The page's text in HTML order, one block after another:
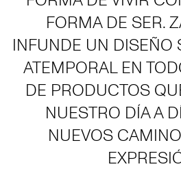
FORMA DE SER.
INFUNDE UN DISEÑO
ATEMPORAL EN
DE PRODUCTOS
NUESTRO DÍA A
NUEVOS